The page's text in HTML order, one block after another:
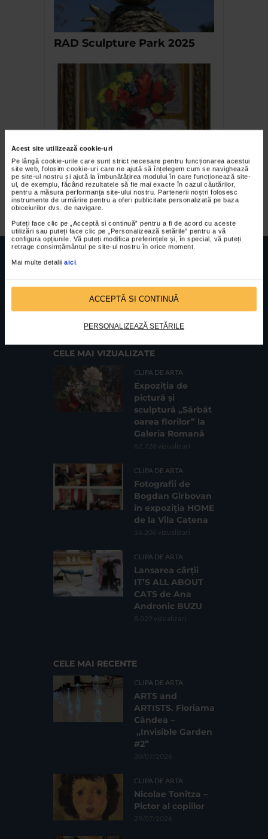
Acest site utilizează cookie-uri
Pe lângă cookie-urile care sunt strict necesare pentru funcționarea acestui
site web, folosim cookie-uri care ne ajută să înțelegem cum se navighează
pe site-ul nostru și ajută la îmbunătățirea modului în care funcționează site-
ul, de exemplu, făcând rezultatele să fie mai exacte în cazul căutărilor,
pentru a măsura performanța site-ului nostru. Partenerii noștri folosesc
instrumente de urmărire pentru a oferi publicitate personalizată pe baza
obiceiurilor dvs. de navigare.
Puteți face clic pe „Acceptă si continuă” pentru a fi de acord cu aceste
utilizări sau puteți face clic pe „Personalizează setările” pentru a vă
configura opțiunile. Vă puteți modifica preferințele și, în special, vă puteți
retrage consimțământul pe site-ul nostru în orice moment.
Mai multe detalii aici
ACCEPTĂ SI CONTINUĂ
PERSONALIZEAZĂ SETĂRILE
RAD Sculpture Park 2025
Farmecul discret al
picturilor lui Theodor
Pallady
FUNDATIA FILDAS ARTNr inreg registrul special: 4 PJ/ 29.01.2013
CELE MAI VIZUALIZATE
CLIPA DE ARTA
Expoziția de
pictură și
sculptură „Sărbăt
oarea florilor” la
Galeria Romană
62.726 vizualizari
CLIPA DE ARTA
Fotografii de
Bogdan Gîrbovan
în expoziția HOME
de la Vila Catena
16.206 vizualizari
CLIPA DE ARTA
Lansarea cărții
IT’S ALL ABOUT
CATS de Ana
Andronic BUZU
8.029 vizualizari
CELE MAI RECENTE
CLIPA DE ARTA
ARTS and
ARTISTS. Floriama
Cândea –
„Invisible Garden
#2”
30/07/2026
CLIPA DE ARTA
Nicolae Tonitza –
Pictor al copiilor
29/07/2026